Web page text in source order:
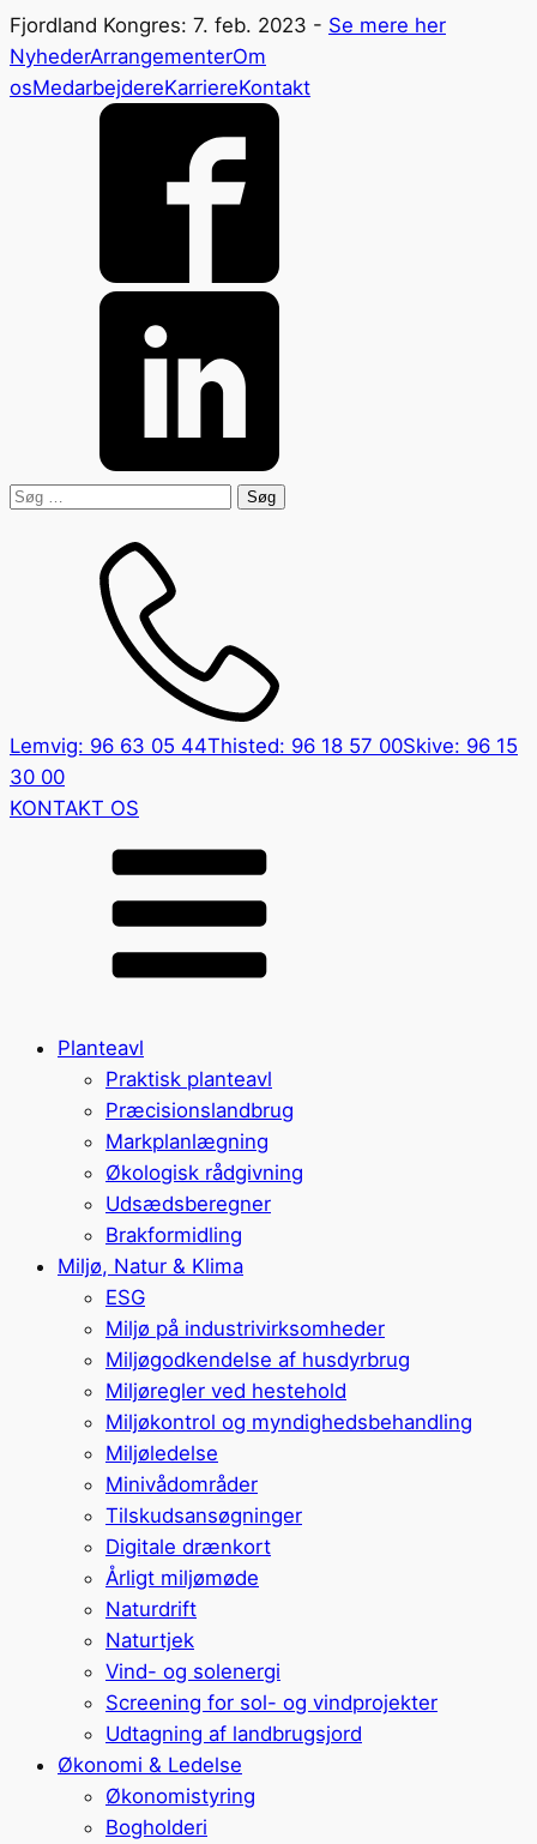
Fjordland Kongres: 7. feb. 2023 - Se mere her
NyhederArrangementerOm
osMedarbejdereKarriereKontakt
Søg
Lemvig: 96 63 05 44Thisted: 96 18 57 00Skive: 96 15
30 00
KONTAKT OS
Planteavl
Praktisk planteavl
Præcisionslandbrug
Markplanlægning
Økologisk rådgivning
Udsædsberegner
Brakformidling
Miljø, Natur & Klima
ESG
Miljø på industrivirksomheder
Miljøgodkendelse af husdyrbrug
Miljøregler ved hestehold
Miljøkontrol og myndighedsbehandling
Miljøledelse
Minivådområder
Tilskudsansøgninger
Digitale drænkort
Årligt miljømøde
Naturdrift
Naturtjek
Vind- og solenergi
Screening for sol- og vindprojekter
Udtagning af landbrugsjord
Økonomi & Ledelse
Økonomistyring
Bogholderi